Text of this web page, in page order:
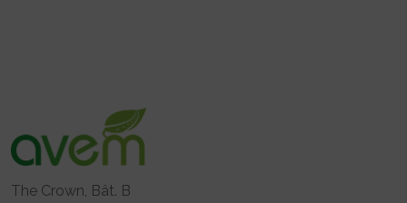
The Crown, Bât. B